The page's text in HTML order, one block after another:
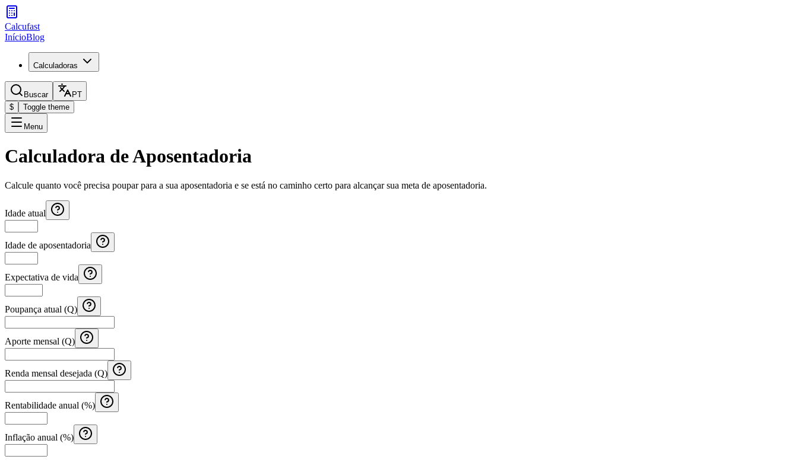
Calcufast
InícioBlog
Calculadoras
Buscar
PT
$
Toggle theme
Menu
Calculadora de Aposentadoria
Calcule quanto você precisa poupar para a sua aposentadoria e se está no caminho certo para alcançar sua meta de aposentadoria.
Idade atual
Idade de aposentadoria
Expectativa de vida
Poupança atual (Q)
Aporte mensal (Q)
Renda mensal desejada (Q)
Rentabilidade anual (%)
Inflação anual (%)